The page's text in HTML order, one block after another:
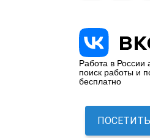
Работа в России
поиск работы и
бесплатно